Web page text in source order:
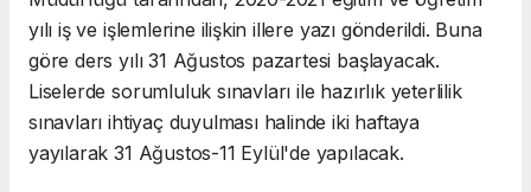
yılı iş ve işlemlerine ilişkin illere yazı gönderildi. Buna
göre ders yılı 31 Ağustos pazartesi başlayacak.
Liselerde sorumluluk sınavları ile hazırlık yeterlilik
sınavları ihtiyaç duyulması halinde iki haftaya
yayılarak 31 Ağustos-11 Eylül'de yapılacak.